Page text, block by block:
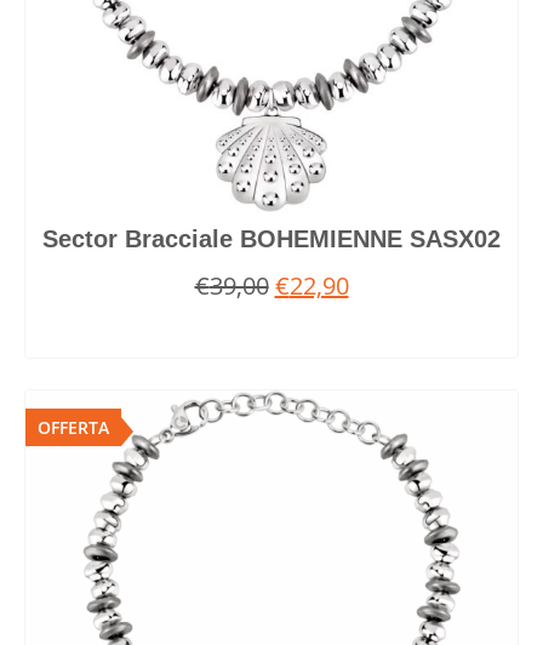
Sector Bracciale BOHEMIENNE SASX02
€39,00 €22,90
OFFERTA